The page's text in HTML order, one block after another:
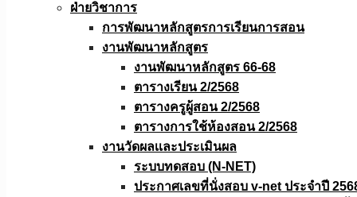
ฝ่ายวิชาการ
การพัฒนาหลักสูตรการเรียนการสอน
งานพัฒนาหลักสูตร
งานพัฒนาหลักสูตร 66-68
ตารางเรียน 2/2568
ตารางครูผู้สอน 2/2568
ตารางการใช้ห้องสอน 2/2568
งานวัดผลเเละประเมินผล
ระบบทดสอบ (N-NET)
ประกาศเลขที่นั่งสอบ v-net ประจำปี